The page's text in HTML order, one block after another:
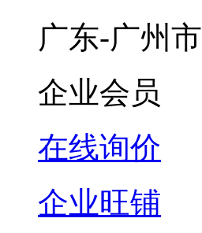
广东-广州市
企业会员
在线询价
企业旺铺